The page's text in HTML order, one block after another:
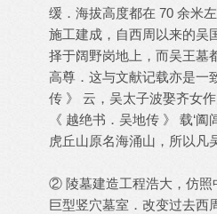
缓．海拔高度都在 70 余米
施工建成，自西周以来的吴
择于阔野岗地上，而吴王墓
高尊．这与文献记载亦是一
传 》 云，吴太子波娶齐女
《 越绝书．吴地传 》 载‘
虎丘山原名海涌山，所以凡
② 陵墓建造工程浩大，仿照
巨型竖穴墓室．改变过去西